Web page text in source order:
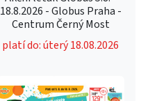
18.8.2026 - Globus Praha -
Centrum Černý Most
platí do: úterý 18.08.2026